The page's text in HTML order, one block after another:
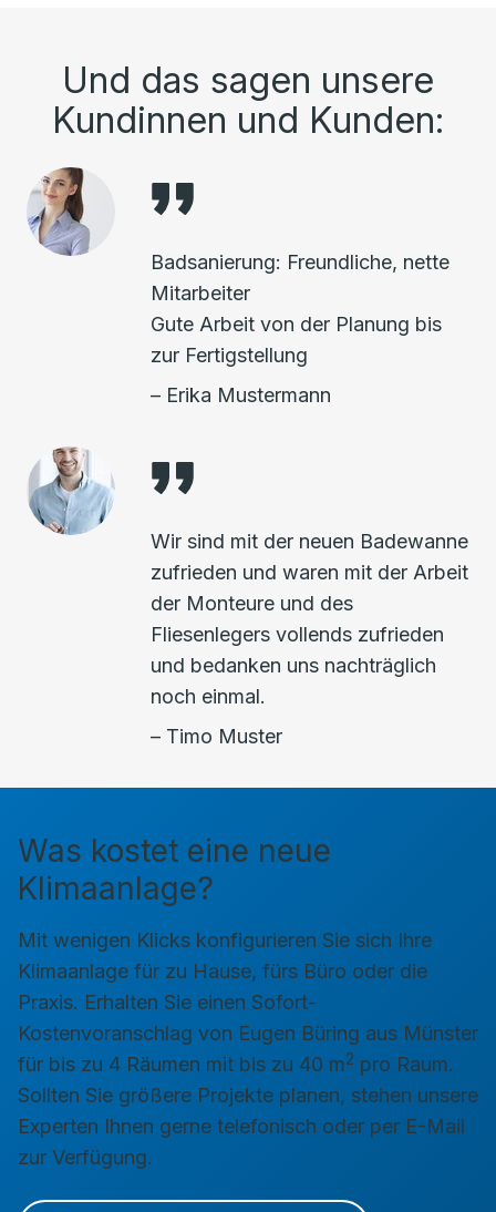
Und das sagen unsere
Kundinnen und Kunden:
Badsanierung: Freundliche, nette
Mitarbeiter
Gute Arbeit von der Planung bis
zur Fertigstellung
– Erika Mustermann
Wir sind mit der neuen Badewanne
zufrieden und waren mit der Arbeit
der Monteure und des
Fliesenlegers vollends zufrieden
und bedanken uns nachträglich
noch einmal.
– Timo Muster
Was kostet eine neue
Klimaanlage?
Mit wenigen Klicks konfigurieren Sie sich Ihre
Klimaanlage für zu Hause, fürs Büro oder die
Praxis. Erhalten Sie einen Sofort-
Kostenvoranschlag von Eugen Büring aus Münster
für bis zu 4 Räumen mit bis zu 40 m2 pro Raum.
Sollten Sie größere Projekte planen, stehen unsere
Experten Ihnen gerne telefonisch oder per E-Mail
zur Verfügung.